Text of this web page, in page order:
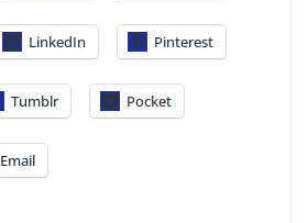
LinkedIn Pinterest
Tumblr Pocket
Email